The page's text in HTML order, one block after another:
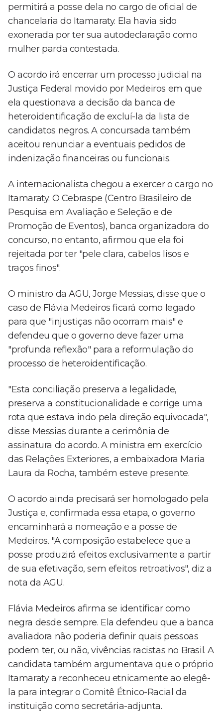
permitirá a posse dela no cargo de oficial de
chancelaria do Itamaraty. Ela havia sido
exonerada por ter sua autodeclaração como
mulher parda contestada.
O acordo irá encerrar um processo judicial na
Justiça Federal movido por Medeiros em que
ela questionava a decisão da banca de
heteroidentificação de excluí-la da lista de
candidatos negros. A concursada também
aceitou renunciar a eventuais pedidos de
indenização financeiras ou funcionais.
A internacionalista chegou a exercer o cargo no
Itamaraty. O Cebraspe (Centro Brasileiro de
Pesquisa em Avaliação e Seleção e de
Promoção de Eventos), banca organizadora do
concurso, no entanto, afirmou que ela foi
rejeitada por ter "pele clara, cabelos lisos e
traços finos".
O ministro da AGU, Jorge Messias, disse que o
caso de Flávia Medeiros ficará como legado
para que "injustiças não ocorram mais" e
defendeu que o governo deve fazer uma
"profunda reflexão" para a reformulação do
processo de heteroidentificação.
"Esta conciliação preserva a legalidade,
preserva a constitucionalidade e corrige uma
rota que estava indo pela direção equivocada",
disse Messias durante a cerimônia de
assinatura do acordo. A ministra em exercício
das Relações Exteriores, a embaixadora Maria
Laura da Rocha, também esteve presente.
O acordo ainda precisará ser homologado pela
Justiça e, confirmada essa etapa, o governo
encaminhará a nomeação e a posse de
Medeiros. "A composição estabelece que a
posse produzirá efeitos exclusivamente a partir
de sua efetivação, sem efeitos retroativos", diz a
nota da AGU.
Flávia Medeiros afirma se identificar como
negra desde sempre. Ela defendeu que a banca
avaliadora não poderia definir quais pessoas
podem ter, ou não, vivências racistas no Brasil. A
candidata também argumentava que o próprio
Itamaraty a reconheceu etnicamente ao elegê-
la para integrar o Comitê Étnico-Racial da
instituição como secretária-adjunta.